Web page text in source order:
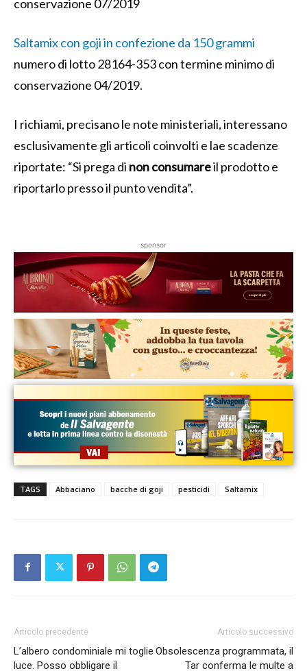
conservazione 07/2019
Saltamix con goji in confezione da 150 grammi
numero di lotto 28164-353 con termine minimo di
conservazione 04/2019.
I richiami, precisano le note ministeriali, interessano
esclusivamente gli articoli coinvolti e lae scadenze
riportate: “Si prega di non consumareil prodotto e
riportarlo presso il punto vendita”.
sponsor
TAGS Abbaciano bacche di goji pesticidi Saltamix
Articolo precedente
L’albero condominiale mi toglie
luce. Posso obbligare il
Articolo successivo
Obsolescenza programmata, il
Tar conferma le multe a